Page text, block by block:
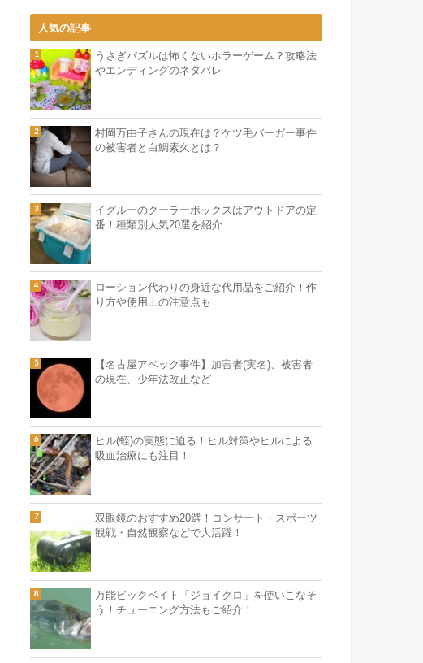
人気の記事
うさぎパズルは怖くないホラーゲーム？攻略法
やエンディングのネタバレ
村岡万由子さんの現在は？ケツ毛バーガー事件
の被害者と白鯛素久とは？
イグルーのクーラーボックスはアウトドアの定
番！種類別人気20選を紹介
ローション代わりの身近な代用品をご紹介！作
り方や使用上の注意点も
【名古屋アベック事件】加害者(実名)、被害者
の現在、少年法改正など
ヒル(蛭)の実態に迫る！ヒル対策やヒルによる
吸血治療にも注目！
双眼鏡のおすすめ20選！コンサート・スポーツ
観戦・自然観察などで大活躍！
万能ビックベイト「ジョイクロ」を使いこなそ
う！チューニング方法もご紹介！